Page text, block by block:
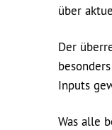
über
Der
Inputs
Was alle